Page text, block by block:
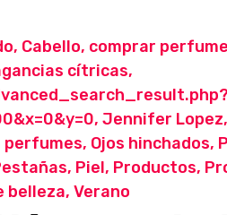
, Cabello, comprar
cítricas,
, Jennifer Lopez,
, Ojos hinchados,
, Piel, Productos,
belleza, Verano